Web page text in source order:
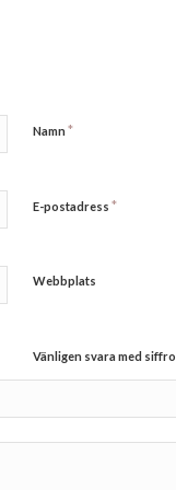
Namn *
E-postadress *
Webbplats
Vänligen svara med